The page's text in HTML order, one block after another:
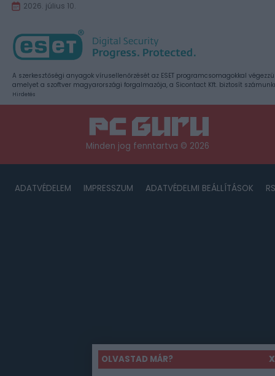
OLVASTAD MÁR? X
2026. július 10.
A szerkesztőségi anyagok vírusellenőrzését az ESET programcsomagokkal
amelyet a szoftver magyarországi forgalmazója, a Sicontact Kft. biztosít
Hirdetés
Minden jog fenntartva © 2026
ADATVÉDELEM IMPRESSZUM ADATVÉDELMI BEÁLLÍTÁSOK